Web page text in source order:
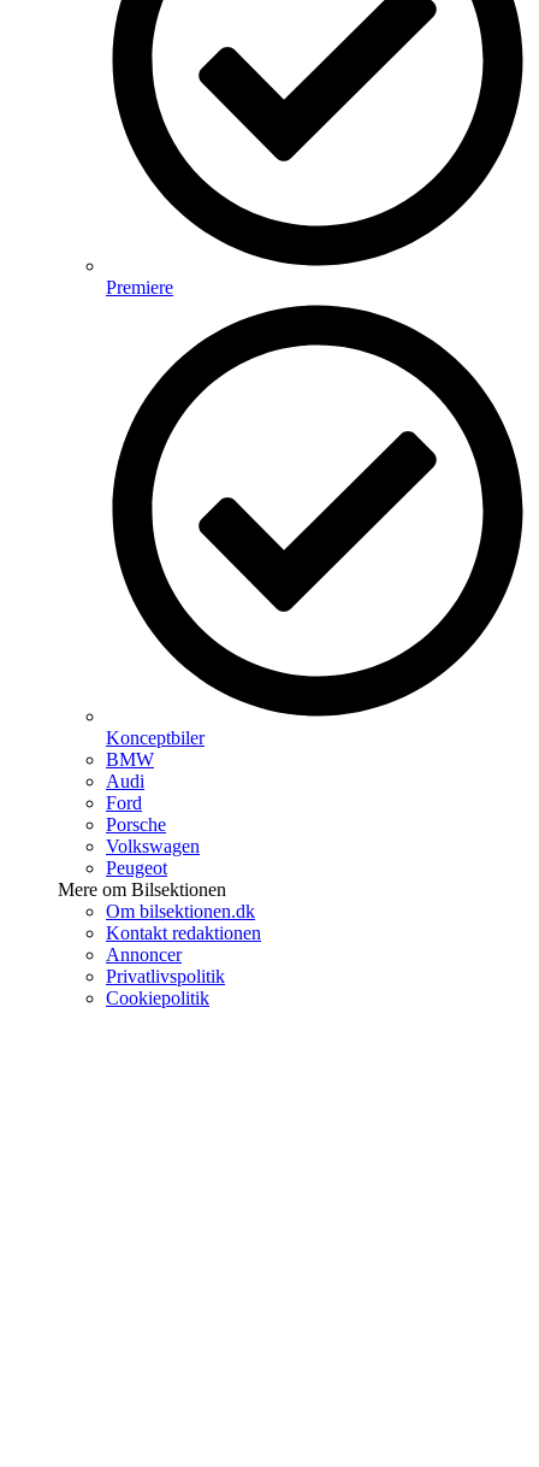
Premiere
Konceptbiler
BMW
Audi
Ford
Porsche
Volkswagen
Peugeot
Mere om Bilsektionen
Om bilsektionen.dk
Kontakt redaktionen
Annoncer
Privatlivspolitik
Cookiepolitik